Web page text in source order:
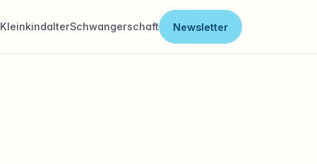
KleinkindalterSchwangerschaft Newsletter